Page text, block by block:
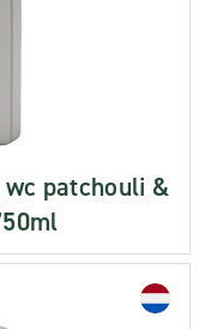
patchouli &